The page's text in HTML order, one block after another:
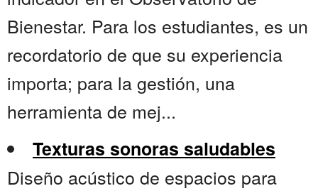
Bienestar. Para los estudiantes, es un
recordatorio de que su experiencia
importa; para la gestión, una
herramienta de mej...
Texturas sonoras saludables
Diseño acústico de espacios para